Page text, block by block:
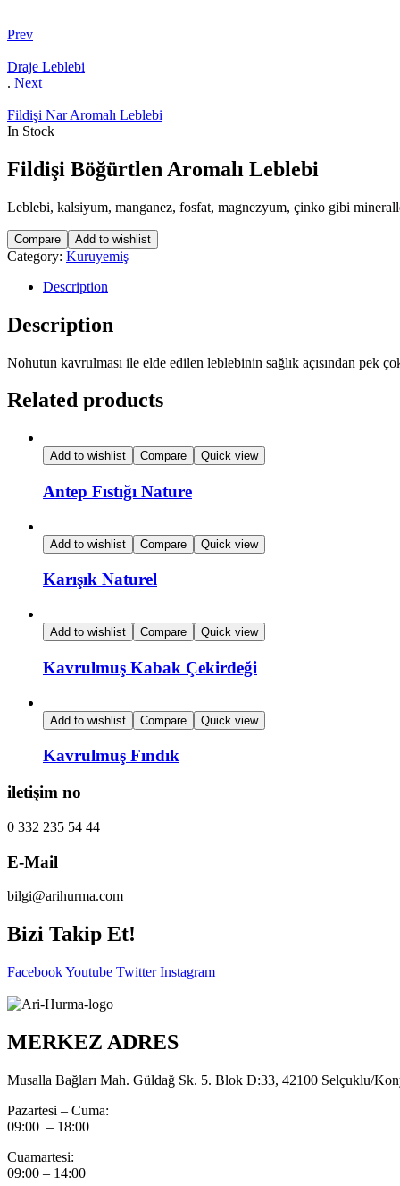
Prev
Draje Leblebi
. Next
Fildişi Nar Aromalı Leblebi
In Stock
Fildişi Böğürtlen Aromalı Leblebi
Leblebi, kalsiyum, manganez, fosfat, magnezyum, çinko gibi
Compare Add to wishlist
Category: Kuruyemiş
Description
Description
Nohutun kavrulması ile elde edilen leblebinin sağlık açısından pek
Related products
Add to wishlist Compare Quick view
Antep Fıstığı Nature
Add to wishlist Compare Quick view
Karışık Naturel
Add to wishlist Compare Quick view
Kavrulmuş Kabak Çekirdeği
Add to wishlist Compare Quick view
Kavrulmuş Fındık
iletişim no
0 332 235 54 44
E-Mail
bilgi@arihurma.com
Bizi Takip Et!
FacebookYoutube Twitter Instagram
MERKEZ ADRES
Musalla Bağları Mah. Güldağ Sk. 5. Blok D:33, 42100 Selçuklu/
Pazartesi – Cuma:
09:00 – 18:00
Cuamartesi:
09:00 – 14:00